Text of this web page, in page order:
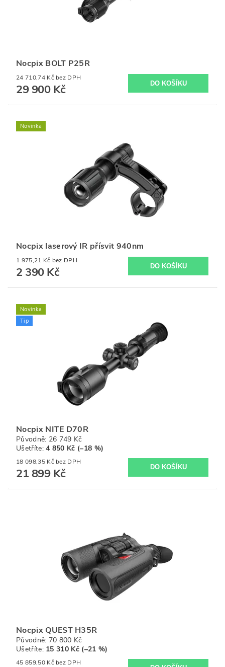
Nocpix BOLT P25R
24 710,74 Kč bez DPH
29 900 Kč
Novinka
Nocpix laserový IR přísvit 940nm
1 975,21 Kč bez DPH
2 390 Kč
Novinka
Tip
Nocpix NITE D70R
Původně: 26 749 Kč
Ušetříte:4 850 Kč (–18 %)
18 098,35 Kč bez DPH
21 899 Kč
Nocpix QUEST H35R
Původně: 70 800 Kč
Ušetříte: 15 310 Kč (–21 %)
45 859,50 Kč bez DPH